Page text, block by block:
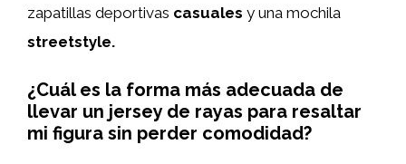
zapatillas deportivas casuales y una mochila
streetstyle.
¿Cuál es la forma más adecuada de
llevar un jersey de rayas para resaltar
mi figura sin perder comodidad?